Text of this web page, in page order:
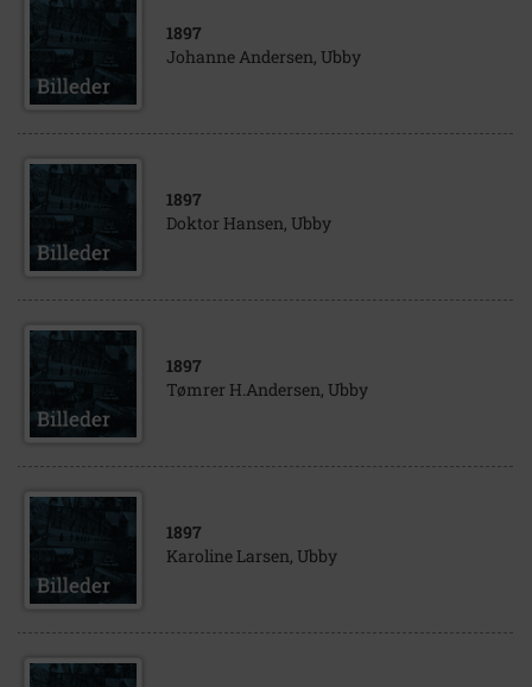
1897
Johanne Andersen, Ubby
1897
Doktor Hansen, Ubby
1897
Tømrer H.Andersen, Ubby
1897
Karoline Larsen, Ubby